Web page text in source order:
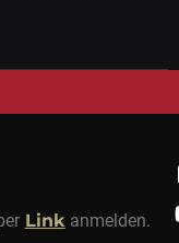
Link anmelden.